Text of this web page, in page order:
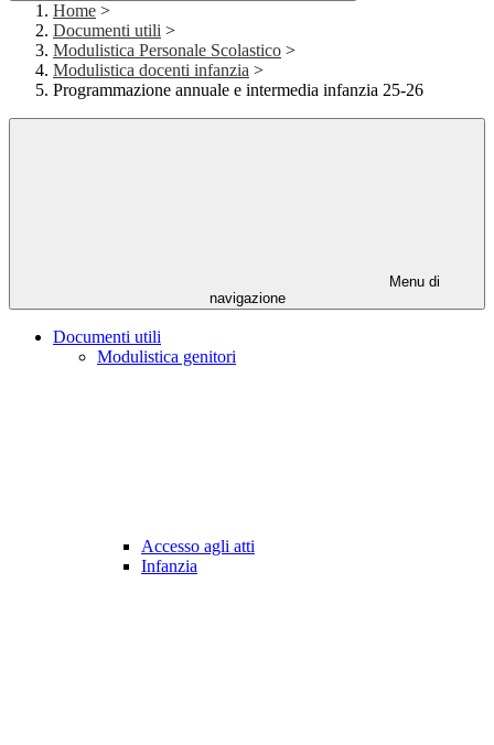
Home >
Documenti utili >
Modulistica Personale Scolastico >
Modulistica docenti infanzia >
Programmazione annuale e intermedia infanzia 25-26
Menu di
navigazione
Documenti utili
Modulistica genitori
Accesso agli atti
Infanzia